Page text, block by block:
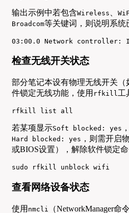
输出示例中若包含Wireless
Broadcom等关键词，则说明系统
03:00.0 Network controller:
检查无线开关状态
部分笔记本设有物理无线开关（
件锁定无线功能，使用 rfkill工
rfkill list all
若某项显示Soft blocked: yes
Hard blocked: yes ，则需开启
或BIOS设置），解除软件锁定命
sudo rfkill unblock wifi
查看网络设备状态
使用 nmcli （NetworkManager